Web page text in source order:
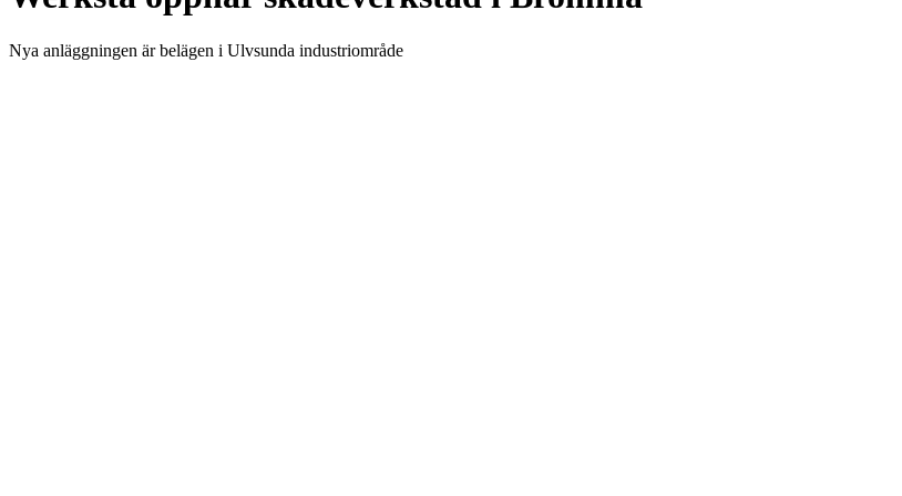
Nya anläggningen är belägen i Ulvsunda industriområde